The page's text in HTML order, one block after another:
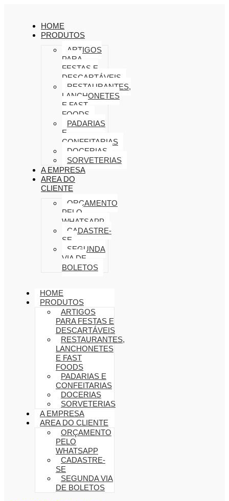
HOME
PRODUTOS
ARTIGOS
PARA
FESTAS E
DESCARTÁVEIS
RESTAURANTES,
LANCHONETES
E FAST
FOODS
PADARIAS
E
CONFEITARIAS
DOCERIAS
SORVETERIAS
A EMPRESA
AREA DO
CLIENTE
ORÇAMENTO
PELO
WHATSAPP
CADASTRE-
SE
SEGUNDA
VIA DE
BOLETOS
HOME
PRODUTOS
ARTIGOS
PARA FESTAS E
DESCARTÁVEIS
RESTAURANTES,
LANCHONETES
E FAST
FOODS
PADARIAS E
CONFEITARIAS
DOCERIAS
SORVETERIAS
A EMPRESA
AREA DO CLIENTE
ORÇAMENTO
PELO
WHATSAPP
CADASTRE-
SE
SEGUNDA VIA
DE BOLETOS